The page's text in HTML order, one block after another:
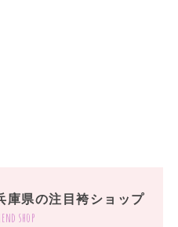
庫県の注目袴ショップ
shop